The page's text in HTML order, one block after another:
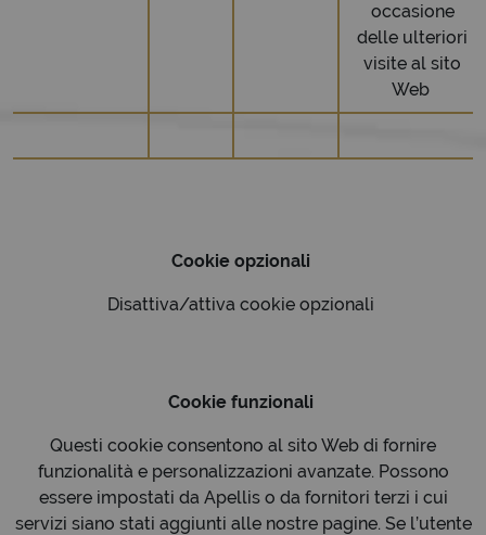
occasione
delle ulteriori
visite al sito
Web
Cookie opzionali
Disattiva/attiva cookie opzionali
Cookie funzionali
Questi cookie consentono al sito Web di fornire
funzionalità e personalizzazioni avanzate. Possono
essere impostati da Apellis o da fornitori terzi i cui
servizi siano stati aggiunti alle nostre pagine. Se l’utente